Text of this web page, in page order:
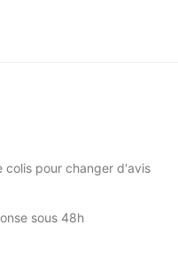
colis pour changer d'avis
sous 48h